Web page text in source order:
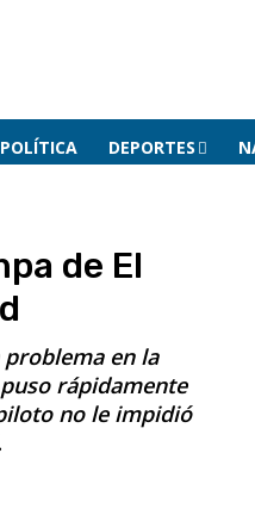
POLÍTICA DEPORTES
de El
en la
rápidamente
no le impidió